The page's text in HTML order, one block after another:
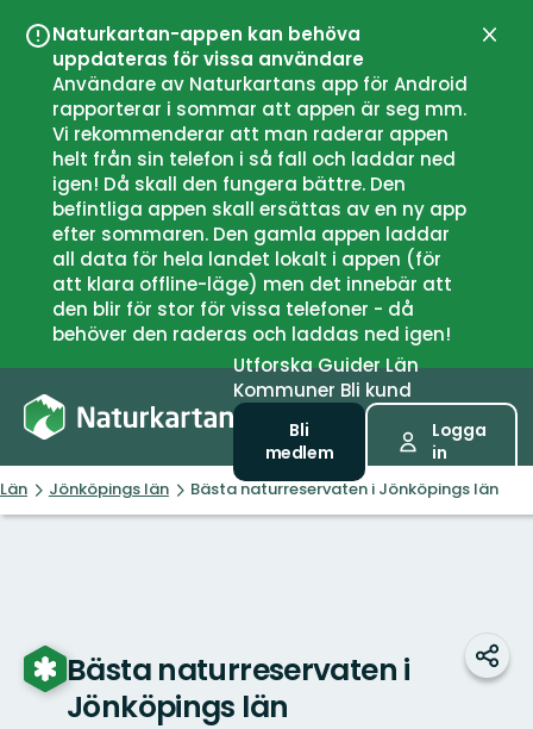
Naturkartan-appen kan behöva
uppdateras för vissa användare
Användare av Naturkartans app för Android
rapporterar i sommar att appen är seg mm.
Vi rekommenderar att man raderar appen
helt från sin telefon i så fall och laddar ned
igen! Då skall den fungera bättre. Den
befintliga appen skall ersättas av en ny app
efter sommaren. Den gamla appen laddar
all data för hela landet lokalt i appen (för
att klara offline-läge) men det innebär att
den blir för stor för vissa telefoner - då
behöver den raderas och laddas ned igen!
UtforskaGuiderLän
Kommuner Bli kund
Bli
medlem
Logga
in
Län Jönköpings län Bästa naturreservaten i Jönköpings län
Bästa naturreservaten i
Jönköpings län
Dela